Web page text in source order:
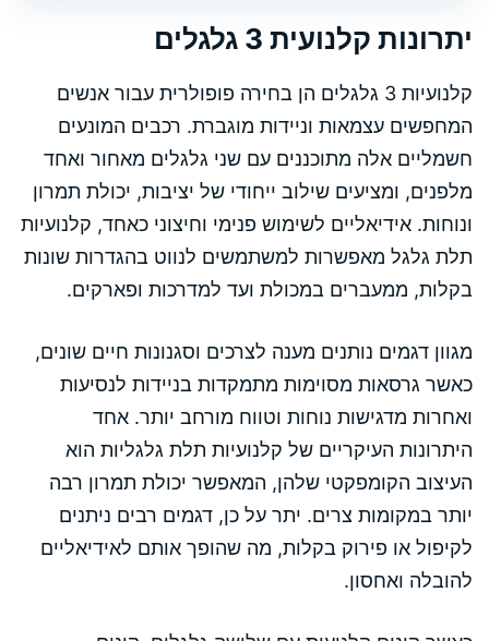
יתרונות קלנועית 3 גלגלים
קלנועיות 3 גלגלים הן בחירה פופולרית עבור אנשים
המחפשים עצמאות וניידות מוגברת. רכבים המונעים
חשמליים אלה מתוכננים עם שני גלגלים מאחור ואחד
מלפנים, ומציעים שילוב ייחודי של יציבות, יכולת תמרון
ונוחות. אידיאליים לשימוש פנימי וחיצוני כאחד, קלנועיות
תלת גלגל מאפשרות למשתמשים לנווט בהגדרות שונות
בקלות, ממעברים במכולת ועד למדרכות ופארקים.
מגוון דגמים נותנים מענה לצרכים וסגנונות חיים שונים,
כאשר גרסאות מסוימות מתמקדות בניידות לנסיעות
ואחרות מדגישות נוחות וטווח מורחב יותר. אחד
היתרונות העיקריים של קלנועיות תלת גלגליות הוא
העיצוב הקומפקטי שלהן, המאפשר יכולת תמרון רבה
יותר במקומות צרים. יתר על כן, דגמים רבים ניתנים
לקיפול או פירוק בקלות, מה שהופך אותם לאידיאליים
להובלה ואחסון.